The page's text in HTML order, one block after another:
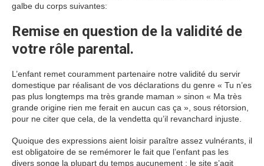
galbe du corps suivantes:
Remise en question de la validité de
votre rôle parental.
L’enfant remet couramment partenaire notre validité du servir
domestique par réalisant de vos déclarations du genre « Tu n’es
pas plus longtemps ma très grande maman » sinon « Ma très
grande origine rien me ferait en aucun cas ça », sous rétorsion,
pour ne citer que cela, de la vendetta qu’il revanchard injuste.
Quoique des expressions aient loisir paraître assez vulnérants, il
est obligatoire de se remémorer le fait que l’enfant pas les
divers songe la plupart du temps aucunement ; le site s’agit